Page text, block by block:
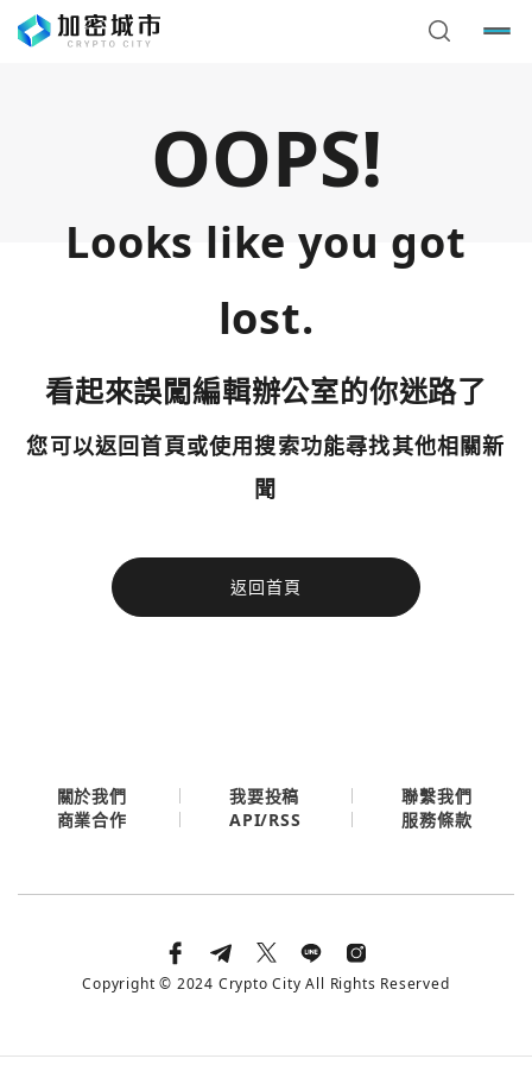
OOPS!
Looks like you got
lost.
看起來誤闖編輯辦公室的你迷路了
您可以返回首頁或使用搜索功能尋找其他相關新
聞
返回首頁
今日熱門
使用以下帳號繼續
您已閒置5分鐘，請點擊關閉按鈕或空白處，即可回到加密
今日熱門
關於我們 我要投稿
聯繫我們
商業合作
API/RSS 服務條款
Copyright © 2024 Crypto City All Rights Reserved